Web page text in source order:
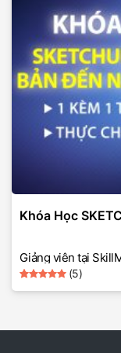
Khóa Học
Giảng viên tại
(SKETCHUP)
5
(5)